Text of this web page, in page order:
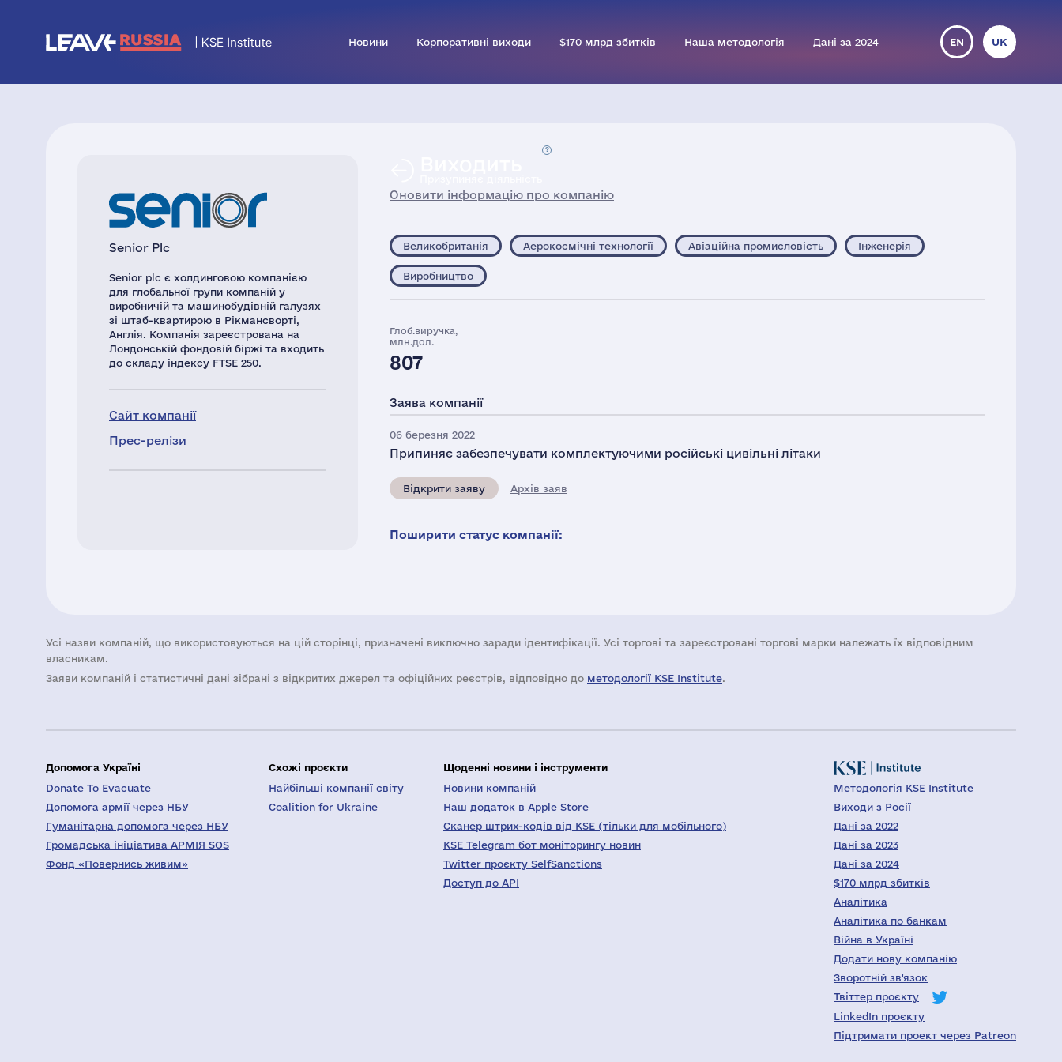
Новини Корпоративні виходи $170 млрд збитків Наша методологія Дані за 2024 EN UK
Senior Plc
Senior plc є холдинговою компанією
для глобальної групи компаній у
виробничій та машинобудівній галузях
зі штаб-квартирою в Рікмансворті,
Англія. Компанія зареєстрована на
Лондонській фондовій біржі та входить
до складу індексу FTSE 250.
Сайт компанії
Прес-релізи
Оновити інформацію про компанію
Великобританія Аерокосмічні технології Авіаційна промисловість Інженерія
Виробництво
Глоб.виручка,
млн.дол.
807
Заява компанії
06 березня 2022
Припиняє забезпечувати комплектуючими російські цивільні літаки
Відкрити заяву Архів заяв
Поширити статус компанії:
Усі назви компаній, що використовуються на цій сторінці, призначені виключно заради ідентифікації. Усі торгові та зареєстровані торгові марки належать їх відповідним
власникам.
Заяви компаній i статистичні дані зібрані з відкритих джерел та офіційних реєстрів, відповідно до методології KSE Institute.
Допомога Україні
Donate To Evacuate
Допомога армії через НБУ
Гуманітарна допомога через НБУ
Громадська ініціатива АРМІЯ SOS
Фонд «Повернись живим»
Схожі проєкти
Найбільші компанії світу
Coalition for Ukraine
Щоденні новини і інструменти
Новини компаній
Наш додаток в Apple Store
Сканер штрих-кодів від KSE (тільки для мобільного)
KSE Telegram бот моніторингу новин
Twitter проєкту SelfSanctions
Доступ до API
Методологія KSE Institute
Виходи з Росії
Дані за 2022
Дані за 2023
Дані за 2024
$170 млрд збитків
Аналітика
Аналітика по банкам
Війна в Україні
Додати нову компанію
Зворотній зв'язок
Твіттер проєкту
LinkedIn проєкту
Підтримати проект через Patreon